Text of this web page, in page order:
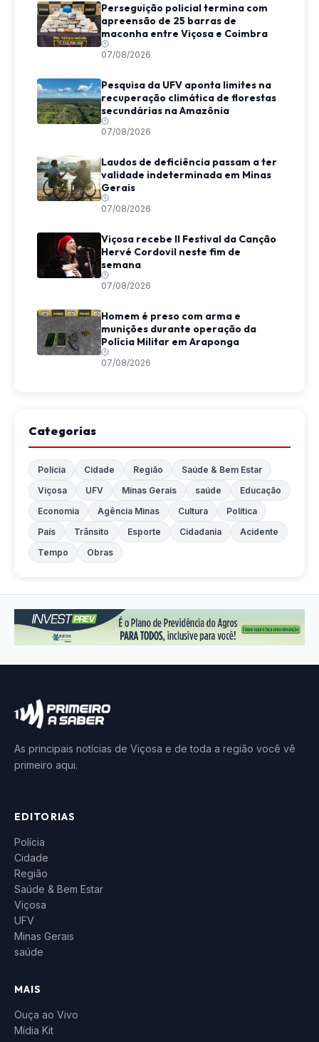
Perseguição policial termina com
apreensão de 25 barras de
maconha entre Viçosa e Coimbra
07/08/2026
Pesquisa da UFV aponta limites na
recuperação climática de florestas
secundárias na Amazônia
07/08/2026
Laudos de deficiência passam a ter
validade indeterminada em Minas
Gerais
07/08/2026
Viçosa recebe II Festival da Canção
Hervé Cordovil neste fim de
semana
07/08/2026
Homem é preso com arma e
munições durante operação da
Polícia Militar em Araponga
07/08/2026
Categorias
Polícia Cidade Região
Saúde & Bem Estar
Viçosa
UFV Minas Gerais saúde
Educação
Economia
Agência Minas Cultura
Política
País
Trânsito Esporte Cidadania
Acidente
Tempo
Obras
As principais notícias de Viçosa e de toda a região você vê
primeiro aqui.
EDITORIAS
Polícia
Cidade
Região
Saúde & Bem Estar
Viçosa
UFV
Minas Gerais
saúde
MAIS
Ouça ao Vivo
Mídia Kit